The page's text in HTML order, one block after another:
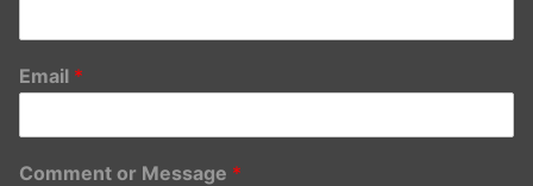
Email *
Comment or Message *